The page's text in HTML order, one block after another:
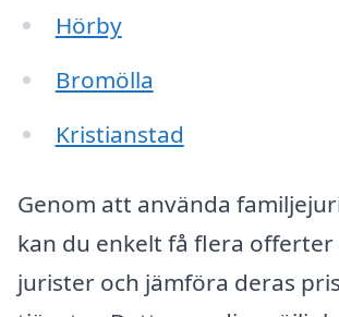
Hörby
Bromölla
Kristianstad
Genom att använda
kan du enkelt få flera offerter
jurister och jämföra deras